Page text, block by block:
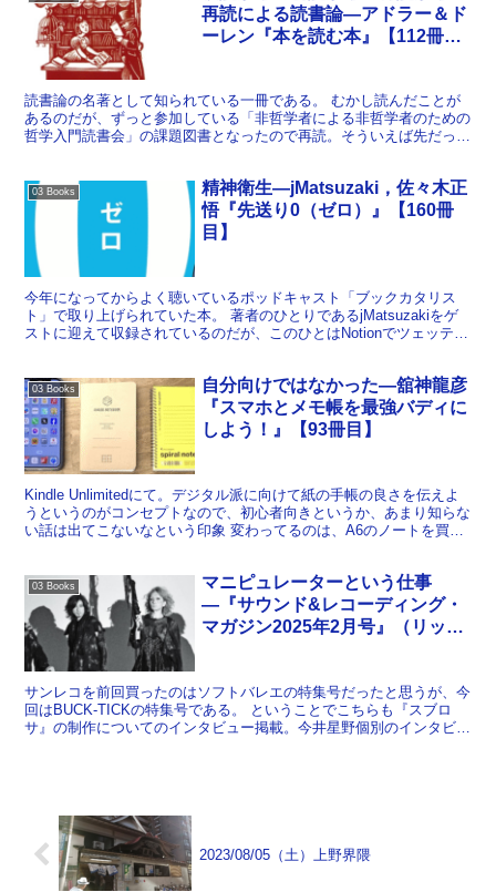
再読による読書論―アドラー＆ド
ーレン『本を読む本』【112冊
読書論の名著として知られている一冊である。 むかし読んだことが
あるのだが、ずっと参加している「非哲学者による非哲学者のための
哲学入門読書会」の課題図書となったので再読。そういえば先だって
03 Books
精神衛生―jMatsuzaki，佐々木正
悟『先送り0（ゼロ）』【160冊
目】
今年になってからよく聴いているポッドキャスト「ブックカタリス
ト」で取り上げられていた本。 著者のひとりであるjMatsuzakiをゲ
ストに迎えて収録されているのだが、このひとはNotionでツェッテル
03 Books
自分向けではなかった―舘神龍彦
『スマホとメモ帳を最強バディに
しよう！』【93冊目】
Kindle Unlimitedにて。デジタル派に向けて紙の手帳の良さを伝えよ
うというのがコンセプトなので、初心者向きというか、あまり知らな
い話は出てこないなという印象 変わってるのは、A6のノートを買っ
03 Books
マニピュレーターという仕事
―『サウンド&レコーディング・
マガジン2025年2月号』（リット
サンレコを前回買ったのはソフトバレエの特集号だったと思うが、今
回はBUCK-TICKの特集号である。 ということでこちらも『スブロ
サ』の制作についてのインタビュー掲載。今井星野個別のインタビュ
2023/08/05（土）上野界隈